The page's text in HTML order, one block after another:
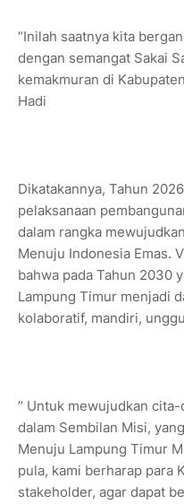
“Inilah saatnya kita
dengan semangat Sakai
kemakmuran di
Hadi
Dikatakannya, Tahun
pelaksanaan
dalam rangka
Menuju Indonesia Emas.
bahwa pada Tahun 2030
Lampung Timur menjadi
kolaboratif, mandiri,
” Untuk mewujudkan
dalam Sembilan Misi,
Menuju Lampung Timur
pula, kami berharap para
stakeholder, agar dapat